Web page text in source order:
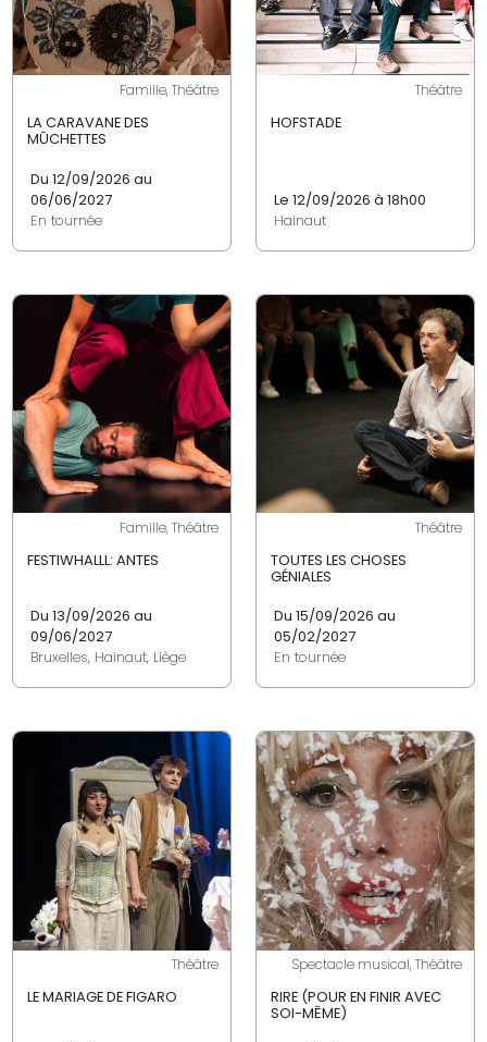
Famille, Théâtre
LA CARAVANE DES
MÛCHETTES
Du 12/09/2026 au
06/06/2027
En tournée
Théâtre
HOFSTADE
Le 12/09/2026 à 18h00
Hainaut
Famille, Théâtre
FESTIWHALLL: ANTES
Du 13/09/2026 au
09/06/2027
Bruxelles, Hainaut, Liège
Théâtre
TOUTES LES CHOSES
GÉNIALES
Du 15/09/2026 au
05/02/2027
En tournée
Théâtre
LE MARIAGE DE FIGARO
Spectacle musical, Théâtre
RIRE (POUR EN FINIR AVEC
SOI-MÊME)